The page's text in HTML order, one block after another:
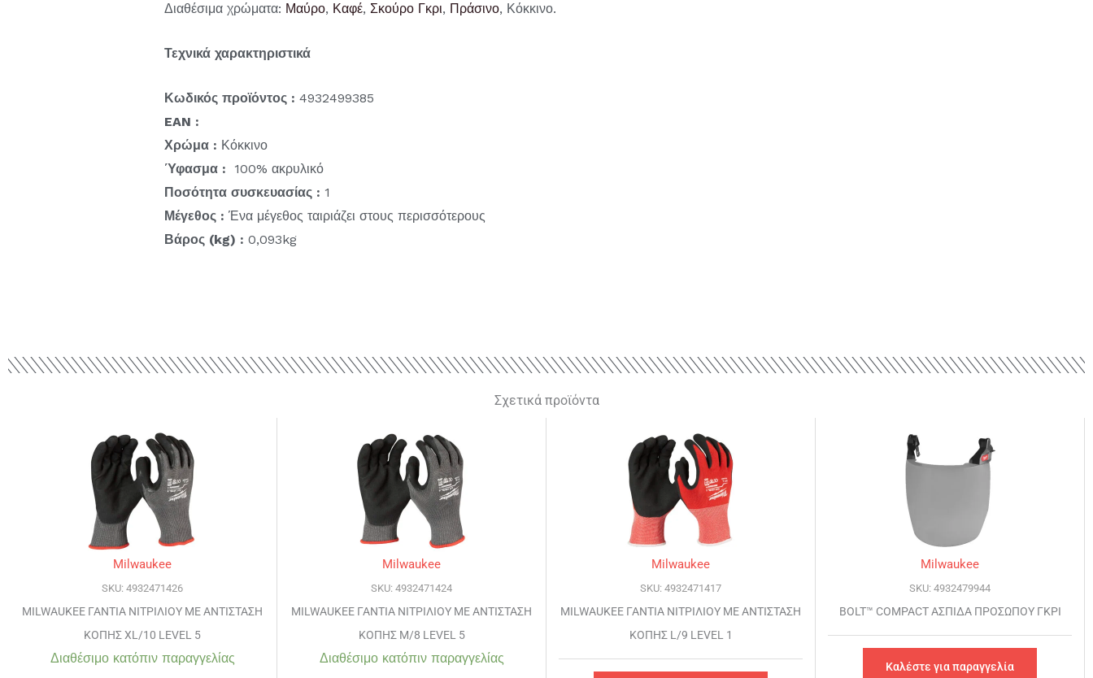
Διαθέσιμα χρώματα: Μαύρο, Καφέ, Σκούρο Γκρι, Πράσινο, Κόκκινο.
Τεχνικά χαρακτηριστικά
Κωδικός προϊόντος : 4932499385
EAN :
Χρώμα : Κόκκινο
Ύφασμα : 100% ακρυλικό
Ποσότητα συσκευασίας : 1
Μέγεθος : Ένα μέγεθος ταιριάζει στους περισσότερους
Βάρος (kg) : 0,093kg
Σχετικά προϊόντα
Milwaukee
SKU: 4932471426
MILWAUKEE ΓΑΝΤΙΑ ΝΙΤΡΙΛΙΟΥ ΜΕ ΑΝΤΙΣΤΑΣΗ
ΚΟΠΗΣ XL/10 LEVEL 5
Διαθέσιμο κατόπιν παραγγελίας
Milwaukee
SKU: 4932471424
MILWAUKEE ΓΑΝΤΙΑ ΝΙΤΡΙΛΙΟΥ ΜΕ ΑΝΤΙΣΤΑΣΗ
ΚΟΠΗΣ M/8 LEVEL 5
Διαθέσιμο κατόπιν παραγγελίας
Milwaukee
SKU: 4932471417
MILWAUKEE ΓΑΝΤΙΑ ΝΙΤΡΙΛΙΟΥ ΜΕ ΑΝΤΙΣΤΑΣΗ
ΚΟΠΗΣ L/9 LEVEL 1
Milwaukee
SKU: 4932479944
BOLT™ COMPACT ΑΣΠΙΔΑ ΠΡΟΣΩΠΟΥ ΓΚΡΙ
Καλέστε για παραγγελία